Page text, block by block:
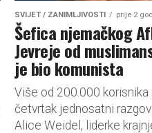
SVIJET / ZANIMLJIVOSTI prije 2
Šefica njemačkog
Jevreje od
je bio komunista
Više od 200.000
četvrtak jednosatni
Alice Weidel, liderke